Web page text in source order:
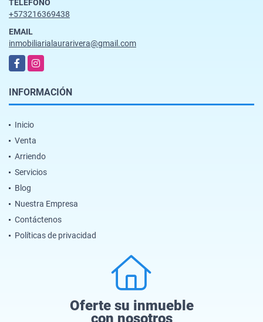
TELÉFONO
+573216369438
EMAIL
inmobiliarialaurarivera@gmail.com
FacebookInstagram
INFORMACIÓN
Inicio
Venta
Arriendo
Servicios
Blog
Nuestra Empresa
Contáctenos
Políticas de privacidad
Oferte su inmueble
con nosotros